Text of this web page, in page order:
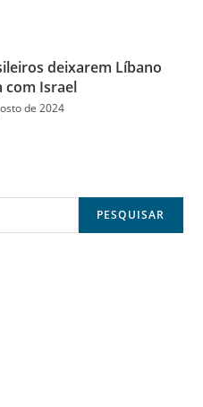
deixarem Líbano
com Israel
de 2024
PESQUISAR